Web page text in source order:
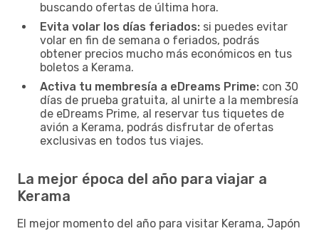
buscando ofertas de última hora.
Evita volar los días feriados: si puedes evitar
volar en fin de semana o feriados, podrás
obtener precios mucho más económicos en tus
boletos a Kerama.
Activa tu membresía a eDreams Prime: con 30
días de prueba gratuita, al unirte a la membresía
de eDreams Prime, al reservar tus tiquetes de
avión a Kerama, podrás disfrutar de ofertas
exclusivas en todos tus viajes.
La mejor época del año para viajar a
Kerama
El mejor momento del año para visitar Kerama, Japón